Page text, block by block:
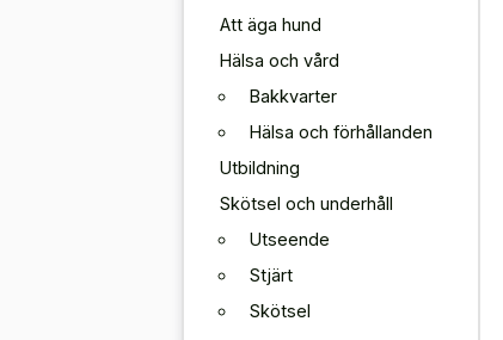
Att äga hund
Hälsa och vård
Bakkvarter
Hälsa och förhållanden
Utbildning
Skötsel och underhåll
Utseende
Stjärt
Skötsel